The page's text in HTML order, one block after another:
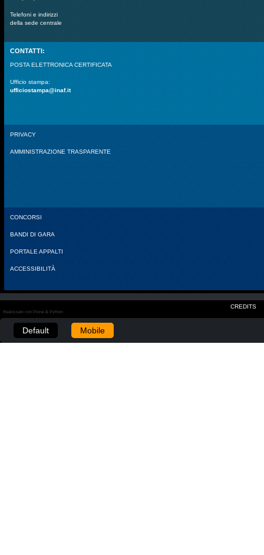
Telefoni e indirizzi
della sede centrale
CONTATTI:
POSTA ELETTRONICA CERTIFICATA
Ufficio stampa:
ufficiostampa@inaf.it
PRIVACY
AMMINISTRAZIONE TRASPARENTE
CONCORSI
BANDI DI GARA
PORTALE APPALTI
ACCESSIBILITÀ
CREDITS
Realizzato con Plone & Python
Default Mobile